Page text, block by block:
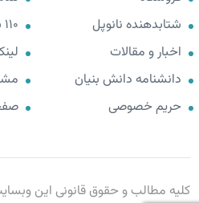
شتابدهنده نانوپل
اخبار و مقالات
دانشنامه دانش بنیان
حریم خصوصی
110 برنامه حمایتی
کلیه مطالب و حقوق قانونی این